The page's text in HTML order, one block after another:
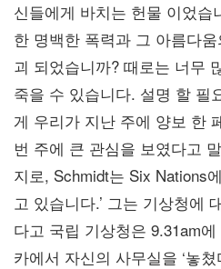
신들에게 바치는 헌물 이었습
한 명백한 폭력과 그 아름다
괴 되었습니까? 때로는 너무
죽을 수 있습니다. 설명 할 필
게 우리가 지난 주에 양보 한
번 주에 큰 관심을 보였다고
지로, Schmidt는 Six Nations
고 있습니다.’ 그는 기상청에
다고 국립 기상청은 9.31am
카에서 자신의 사무실을 ‘놓